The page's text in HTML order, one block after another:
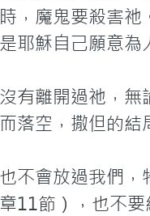
，魔鬼要殺害
耶穌自己願意
有離開過祂，
落空，撒但的結
不會放過我們
11節），也不